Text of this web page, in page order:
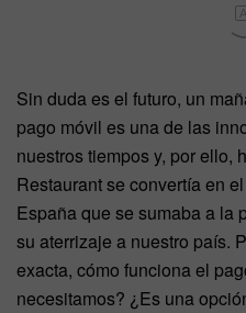
Sin duda es el futuro, un
pago móvil es una de las
nuestros tiempos y, por ello,
Restaurant se convertía en
España que se sumaba a la
su aterrizaje a nuestro país.
exacta, cómo funciona el
necesitamos? ¿Es una